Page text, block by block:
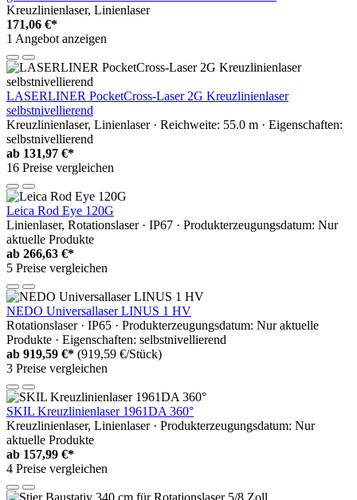
Kreuzlinienlaser, Linienlaser
171,06 €*
1 Angebot anzeigen
LASERLINER PocketCross-Laser 2G Kreuzlinienlaser
selbstnivellierend
Kreuzlinienlaser, Linienlaser · Reichweite: 55.0 m · Eigenschaften:
selbstnivellierend
ab 131,97 €*
16 Preise vergleichen
Leica Rod Eye 120G
Linienlaser, Rotationslaser · IP67 · Produkterzeugungsdatum: Nur
aktuelle Produkte
ab 266,63 €*
5 Preise vergleichen
NEDO Universallaser LINUS 1 HV
Rotationslaser · IP65 · Produkterzeugungsdatum: Nur aktuelle
Produkte · Eigenschaften: selbstnivellierend
ab 919,59 €* (919,59 €/Stück)
3 Preise vergleichen
SKIL Kreuzlinienlaser 1961DA 360°
Kreuzlinienlaser, Linienlaser · Produkterzeugungsdatum: Nur
aktuelle Produkte
ab 157,99 €*
4 Preise vergleichen